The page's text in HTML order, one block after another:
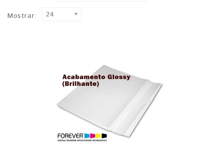
Mostrar: 24